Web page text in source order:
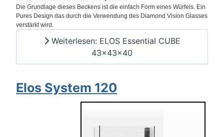
Die Grundlage dieses Beckens ist die einfach Form eines Würfels. Ein
Pures Design das durch die Verwendung des Diamond Vision Glasses
verstärkt wird.
Weiterlesen: ELOS Essential CUBE
43x43x40
Elos System 120